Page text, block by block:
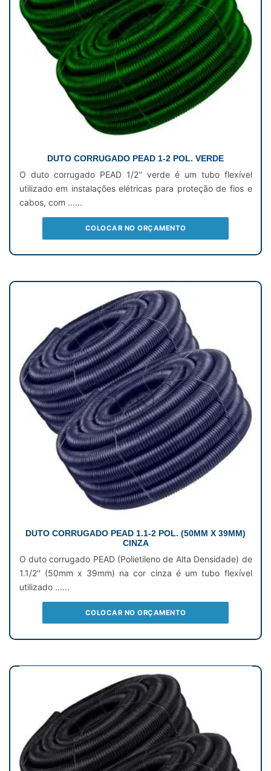
DUTO CORRUGADO PEAD 1-2 POL. VERDE
O duto corrugado PEAD 1/2'' verde é um tubo flexível
utilizado em instalações elétricas para proteção de fios e
cabos, com ......
COLOCAR NO ORÇAMENTO
DUTO CORRUGADO PEAD 1.1-2 POL. (50MM X 39MM)
CINZA
O duto corrugado PEAD (Polietileno de Alta Densidade) de
1.1/2'' (50mm x 39mm) na cor cinza é um tubo flexível
utilizado ......
COLOCAR NO ORÇAMENTO